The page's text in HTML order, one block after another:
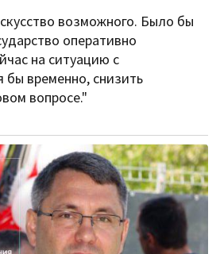
возможного. Было бы
оперативно
на ситуацию с
бы временно, снизить
вопросе."